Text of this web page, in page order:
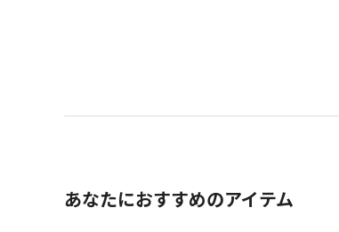
あなたにおすすめのアイテム